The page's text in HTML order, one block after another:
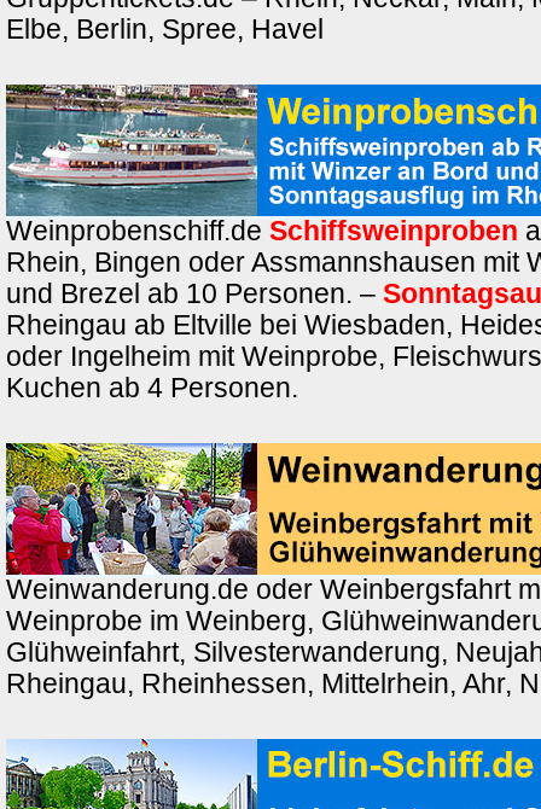
Elbe, Berlin, Spree, Havel
Weinprobenschiff.de Schiffsweinproben
Rhein, Bingen oder Assmannshausen mit
und Brezel ab 10 Personen. –
Rheingau ab Eltville bei Wiesbaden,
oder Ingelheim mit Weinprobe,
Kuchen ab 4 Personen.
Weinwanderung.de oder Weinbergsfahrt
Weinprobe im Weinberg,
Glühweinfahrt, Silvesterwanderung,
Rheingau, Rheinhessen, Mittelrhein, Ahr,